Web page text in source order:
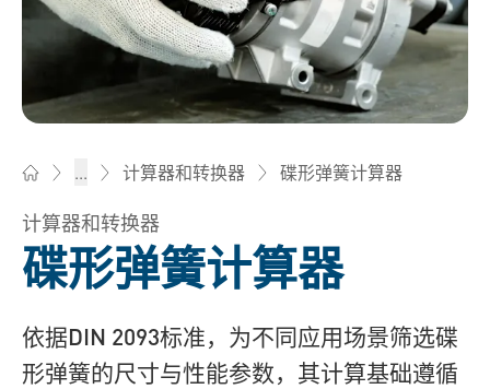
... 计算器和转换器 碟形弹簧计算器
计算器和转换器
碟形弹簧计算器
依据DIN 2093标准，为不同应用场景筛选碟
形弹簧的尺寸与性能参数，其计算基础遵循